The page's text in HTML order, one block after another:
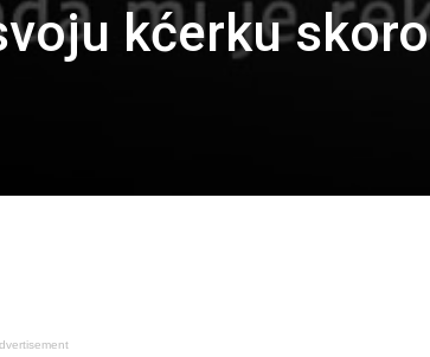
kćerku skoro